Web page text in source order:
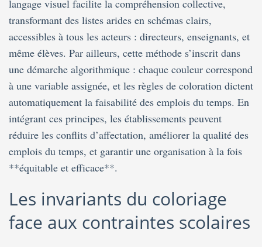
langage visuel facilite la compréhension collective,
transformant des listes arides en schémas clairs,
accessibles à tous les acteurs : directeurs, enseignants, et
même élèves. Par ailleurs, cette méthode s’inscrit dans
une démarche algorithmique : chaque couleur correspond
à une variable assignée, et les règles de coloration dictent
automatiquement la faisabilité des emplois du temps. En
intégrant ces principes, les établissements peuvent
réduire les conflits d’affectation, améliorer la qualité des
emplois du temps, et garantir une organisation à la fois
**équitable et efficace**.
Les invariants du coloriage
face aux contraintes scolaires